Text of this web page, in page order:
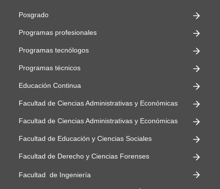
Posgrado
Programas profesionales
Programas tecnólogos
Programas técnicos
Educación Continua
Facultad de Ciencias Administrativas y Económicas
Facultad de Ciencias Administrativas y Económicas
Facultad de Educación y Ciencias Sociales
Facultad de Derecho y Ciencias Forenses
Facultad de Ingeniería